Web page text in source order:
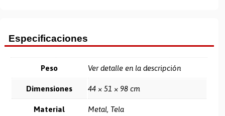
Especificaciones
Peso Ver detalle en la descripción
Dimensiones 44 × 51 × 98 cm
Material Metal, Tela